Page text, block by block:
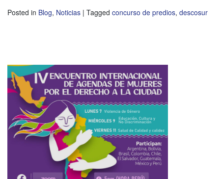
Posted in Blog, Noticias | Tagged concurso de predios, descosur